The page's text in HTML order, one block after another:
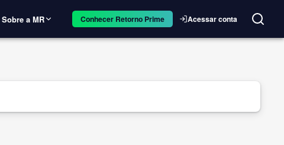
Sobre a MR Conhecer Retorno Prime Acessar conta